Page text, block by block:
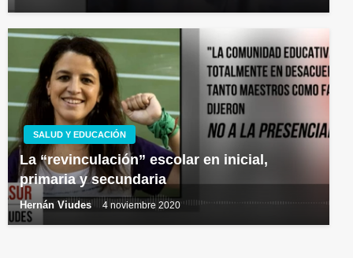
SALUD Y EDUCACIÓN
La “revinculación” escolar en inicial,
primaria y secundaria
Hernán Viudes 4 noviembre 2020